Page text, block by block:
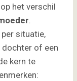
het verschil
.
situatie,
of een
kern te